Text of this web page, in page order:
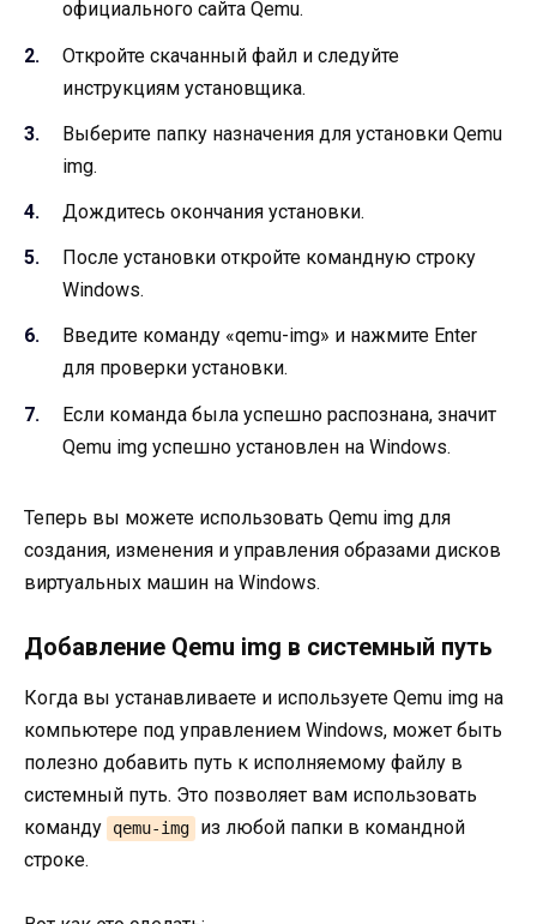
официального сайта Qemu.
Откройте скачанный файл и следуйте
инструкциям установщика.
Выберите папку назначения для установки Qemu
img.
Дождитесь окончания установки.
После установки откройте командную строку
Windows.
Введите команду «qemu-img» и нажмите Enter
для проверки установки.
Если команда была успешно распознана, значит
Qemu img успешно установлен на Windows.
Теперь вы можете использовать Qemu img для
создания, изменения и управления образами дисков
виртуальных машин на Windows.
Добавление Qemu img в системный путь
Когда вы устанавливаете и используете Qemu img на
компьютере под управлением Windows, может быть
полезно добавить путь к исполняемому файлу в
системный путь. Это позволяет вам использовать
команду
qemu-img
из любой папки в командной
строке.